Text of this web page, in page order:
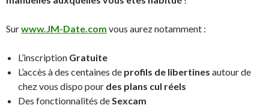
Surwww.JM-Date.com vous aurez notamment :
L’inscription Gratuite
L’accès à des centaines de profils de libertines autour de
chez vous dispo pour des plans cul réels
Des fonctionnalités deSexcam